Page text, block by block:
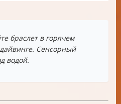
браслет в горячем
Сенсорный
водой.